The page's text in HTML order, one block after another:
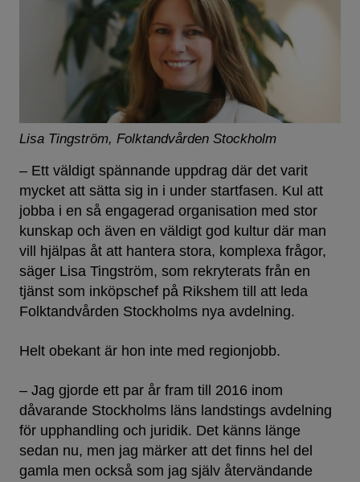
Lisa Tingström, Folktandvården Stockholm
– Ett väldigt spännande uppdrag där det varit
mycket att sätta sig in i under startfasen. Kul att
jobba i en så engagerad organisation med stor
kunskap och även en väldigt god kultur där man
vill hjälpas åt att hantera stora, komplexa frågor,
säger Lisa Tingström, som rekryterats från en
tjänst som inköpschef på Rikshem till att leda
Folktandvården Stockholms nya avdelning.
Helt obekant är hon inte med regionjobb.
– Jag gjorde ett par år fram till 2016 inom
dåvarande Stockholms läns landstings avdelning
för upphandling och juridik. Det känns länge
sedan nu, men jag märker att det finns hel del
gamla men också som jag själv återvändande